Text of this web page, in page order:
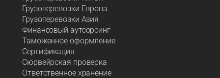
Грузоперевозки Европа
Грузоперевозки Азия
Финансовый аутсорсинг
Таможенное оформление
Сертификация
Сюрвейрская проверка
Ответственное хранение